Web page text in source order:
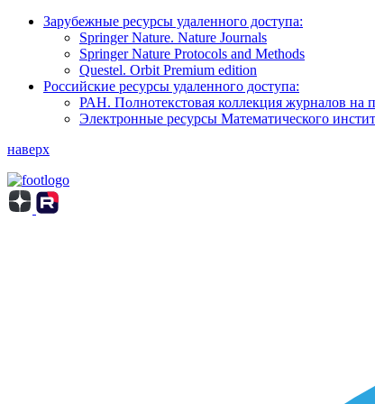
Зарубежные ресурсы удаленного доступа:
Springer Nature. Nature Journals
Springer Nature Protocols and Methods
Questel. Orbit Premium edition
Российские ресурсы удаленного доступа:
РАН. Полнотекстовая коллекция журналов
Электронные ресурсы Математического
наверх